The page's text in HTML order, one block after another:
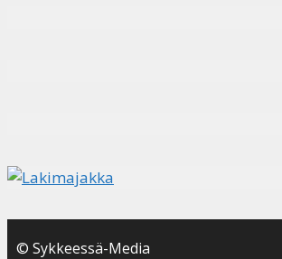
© Sykkeessä-Media